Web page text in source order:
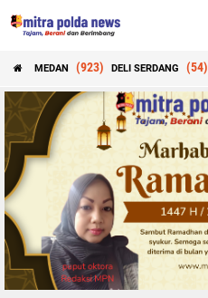
MEDAN (923) DELI SERDANG (54)